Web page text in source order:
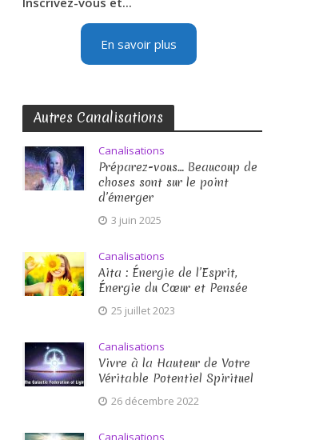
En savoir plus
Autres Canalisations
Canalisations
Préparez-vous… Beaucoup de
choses sont sur le point
d’émerger
3 juin 2025
Canalisations
Aita : Énergie de l’Esprit,
Énergie du Cœur et Pensée
25 juillet 2023
Canalisations
Vivre à la Hauteur de Votre
Véritable Potentiel Spirituel
26 décembre 2022
Canalisations